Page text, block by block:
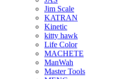
Jim Scale
KATRAN
Kinetic
kitty hawk
Life Color
MACHETE
ManWah
Master Tools